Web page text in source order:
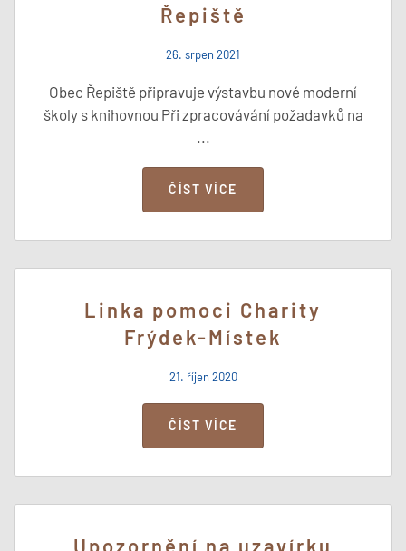
Řepiště
26. srpen 2021
Obec Řepiště připravuje výstavbu nové moderní
školy s knihovnou Při zpracovávání požadavků na
...
ČÍST VÍCE
Linka pomoci Charity
Frýdek-Místek
21. říjen 2020
ČÍST VÍCE
Upozornění na uzavírku